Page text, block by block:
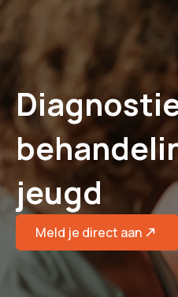
jeugd
Meld je direct aan